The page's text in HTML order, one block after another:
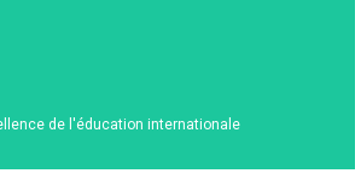
de l'éducation internationale